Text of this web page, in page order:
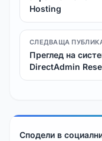
Hosting
СЛЕДВАЩА
Преглед на
DirectAdmin
Сподели в